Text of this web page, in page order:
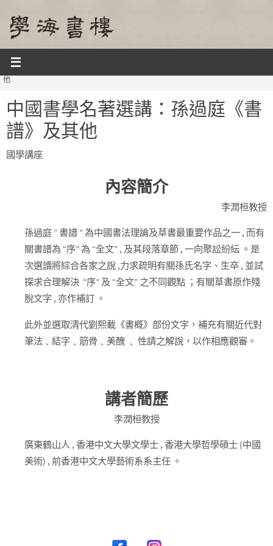
content
Home
他
中國書學名著選講：孫過庭《書
譜》及其他
國學講座
內容簡介
李潤桓教授
孫過庭 ” 書譜 ” 為中國書法理論及草書最重要作品之一 , 而有
關書譜為 “序” 為 “全文” , 及其段落章節 , 一向聚訟紛紜 。是
次選讀將綜合各家之說 ,力求疏明有關孫氏名字、生卒 , 並試
探求合理解決 “序” 及 “全文” 之不同觀點 ；有關草書原作殘
脫文字 , 亦作補訂 。
此外並選取清代劉熙載《書概》部份文字，補充有關近代對
筆法﹑結字﹑筋骨﹑美醜 ﹑ 性請之解說，以作相應觀審。
講者簡歷
李潤桓教授
廣東鶴山人 , 香港中文大學文學士 , 香港大學哲學碩士 (中國
美術) , 前香港中文大學藝術系系主任 。